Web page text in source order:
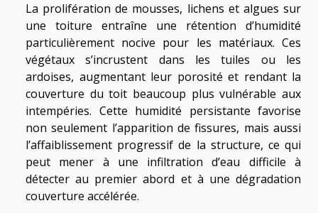
La prolifération de mousses, lichens et algues sur
une toiture entraîne une rétention d’humidité
particulièrement nocive pour les matériaux. Ces
végétaux s’incrustent dans les tuiles ou les
ardoises, augmentant leur porosité et rendant la
couverture du toit beaucoup plus vulnérable aux
intempéries. Cette humidité persistante favorise
non seulement l’apparition de fissures, mais aussi
l’affaiblissement progressif de la structure, ce qui
peut mener à une infiltration d’eau difficile à
détecter au premier abord et à une dégradation
couverture accélérée.